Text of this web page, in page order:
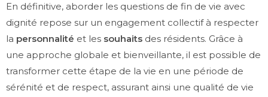
En définitive, aborder les questions de fin de vie avec
dignité repose sur un engagement collectif à respecter
la personnalité et les souhaits des résidents. Grâce à
une approche globale et bienveillante, il est possible de
transformer cette étape de la vie en une période de
sérénité et de respect, assurant ainsi une qualité de vie